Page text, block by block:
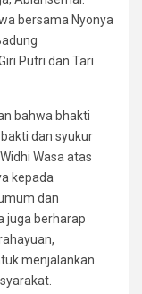
bersama Nyonya
Putri dan Tari
bahwa bhakti
dan syukur
Wasa atas
kepada
dan
juga berharap
menjalankan